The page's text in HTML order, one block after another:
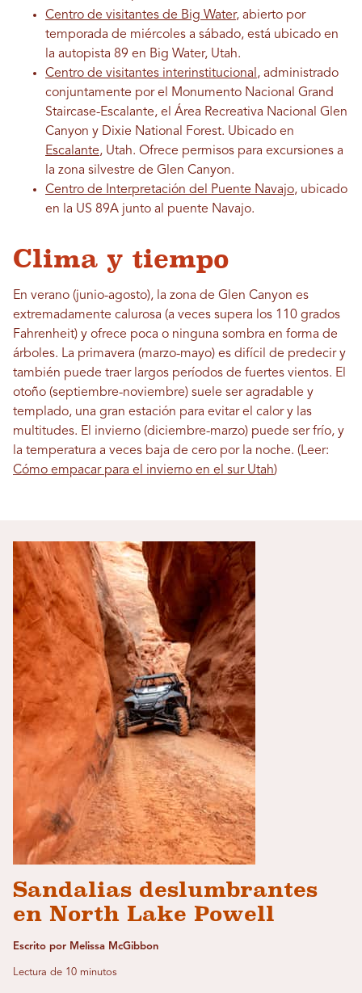
Centro de visitantes de Big Water, abierto por
temporada de miércoles a sábado, está ubicado en
la autopista 89 en Big Water, Utah.
Centro de visitantes interinstitucional , administrado
conjuntamente por el Monumento Nacional Grand
Staircase-Escalante, el Área Recreativa Nacional Glen
Canyon y Dixie National Forest. Ubicado en
Escalante, Utah. Ofrece permisos para excursiones a
la zona silvestre de Glen Canyon.
Centro de Interpretación del Puente Navajo, ubicado
en la US 89A junto al puente Navajo.
Clima y tiempo
En verano (junio-agosto), la zona de Glen Canyon es
extremadamente calurosa (a veces supera los 110 grados
Fahrenheit) y ofrece poca o ninguna sombra en forma de
árboles. La primavera (marzo-mayo) es difícil de predecir y
también puede traer largos períodos de fuertes vientos. El
otoño (septiembre-noviembre) suele ser agradable y
templado, una gran estación para evitar el calor y las
multitudes. El invierno (diciembre-marzo) puede ser frío, y
la temperatura a veces baja de cero por la noche. (Leer:
Cómo empacar para el invierno en el sur Utah)
Sandalias deslumbrantes
en North Lake Powell
Escrito por Melissa McGibbon
Lectura de 10 minutos